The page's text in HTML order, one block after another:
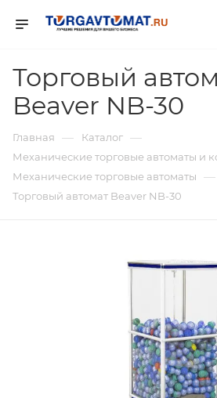
Торговый
Beaver NB-30
Главная — Каталог —
Механические торговые автоматы и
Механические торговые автоматы —
Торговый автомат Beaver NB-30